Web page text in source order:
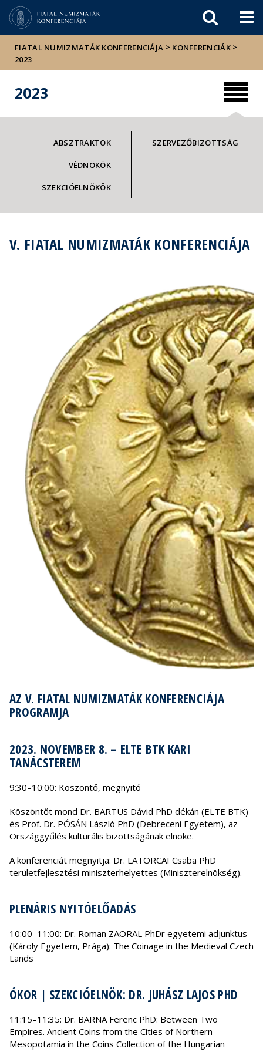
Események
sajtóban
FIATAL NUMIZMATÁK KONFERENCIÁJA > KONFERENCIÁK >
2023
2023
ABSZTRAKTOK
VÉDNÖKÖK
SZEKCIÓELNÖKÖK
SZERVEZŐBIZOTTSÁG
V. FIATAL NUMIZMATÁK KONFERENCIÁJA
AZ V. FIATAL NUMIZMATÁK KONFERENCIÁJA
PROGRAMJA
2023. NOVEMBER 8. – ELTE BTK KARI
TANÁCSTEREM
9:30–10:00: Köszöntő, megnyitó
Köszöntőt mond Dr. BARTUS Dávid PhD dékán (ELTE BTK)
és Prof. Dr. PÓSÁN László PhD (Debreceni Egyetem), az
Országgyűlés kulturális bizottságának elnöke.
A konferenciát megnyitja: Dr. LATORCAI Csaba PhD
területfejlesztési miniszterhelyettes (Miniszterelnökség).
PLENÁRIS NYITÓELŐADÁS
10:00–11:00: Dr. Roman ZAORAL PhDr egyetemi adjunktus
(Károly Egyetem, Prága): The Coinage in the Medieval Czech
Lands
ÓKOR | SZEKCIÓELNÖK: DR. JUHÁSZ LAJOS PHD
11:15–11:35: Dr. BARNA Ferenc PhD: Between Two
Empires. Ancient Coins from the Cities of Northern
Mesopotamia in the Coins Collection of the Hungarian